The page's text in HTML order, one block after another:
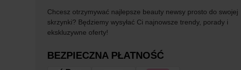
Chcesz otrzymywać najlepsze beauty newsy prosto do swojej
skrzynki? Będziemy wysyłać Ci najnowsze trendy, porady i
ekskluzywne oferty!
BEZPIECZNA PŁATNOŚĆ